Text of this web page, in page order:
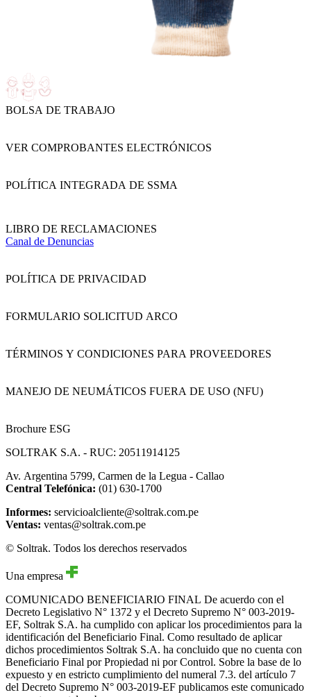
BOLSA DE TRABAJO
VER COMPROBANTES ELECTRÓNICOS
POLÍTICA INTEGRADA DE SSMA
LIBRO DE RECLAMACIONES
Canal de Denuncias
POLÍTICA DE PRIVACIDAD
FORMULARIO SOLICITUD ARCO
TÉRMINOS Y CONDICIONES PARA PROVEEDORES
MANEJO DE NEUMÁTICOS FUERA DE USO (NFU)
Brochure ESG
SOLTRAK S.A. - RUC: 20511914125
Av. Argentina 5799, Carmen de la Legua - Callao
Central Telefónica: (01) 630-1700
Informes: servicioalcliente@soltrak.com.pe
Ventas: ventas@soltrak.com.pe
© Soltrak. Todos los derechos reservados
Una empresa
COMUNICADO BENEFICIARIO FINAL
Decreto Legislativo N° 1372 y el Decreto Supremo N° 003-2019-
EF, Soltrak S.A. ha cumplido con aplicar los procedimientos para la
identificación del Beneficiario Final. Como resultado de aplicar
dichos procedimientos Soltrak S.A. ha concluido que no cuenta con
Beneficiario Final por Propiedad ni por Control. Sobre la base de lo
expuesto y en estricto cumplimiento del numeral 7.3. del artículo 7
del Decreto Supremo N° 003-2019-EF publicamos este comunicado